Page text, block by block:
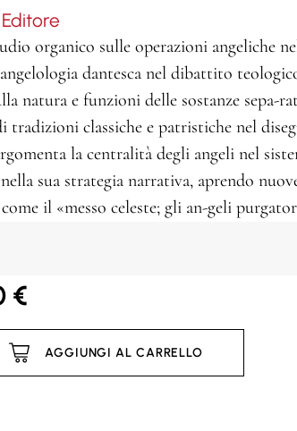
organico sulle operazioni angeliche
dantesca nel dibattito
natura e funzioni delle sostanze sepa-
tradizioni classiche e patristiche nel
la centralità degli angeli nel
sua strategia narrativa, aprendo
il «messo celeste; gli an-geli
€
AGGIUNGI AL CARRELLO